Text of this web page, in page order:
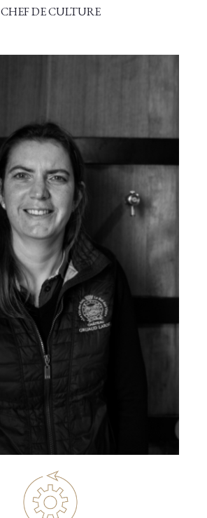
CHEF DE CULTURE